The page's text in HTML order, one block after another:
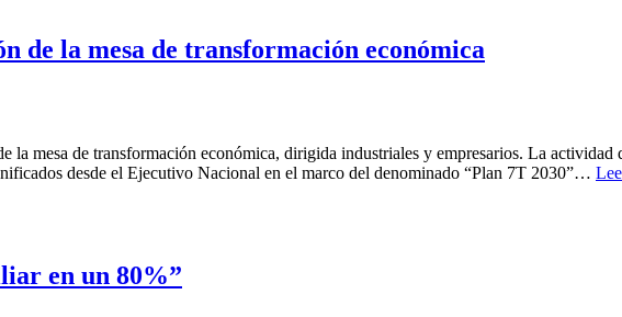
de la mesa de transformación económica
la mesa de transformación económica, dirigida industriales y empresarios. La
desde el Ejecutivo Nacional en el marco del denominado “Plan 7T 2030”…
en un 80%”